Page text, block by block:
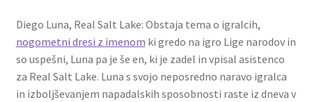
Diego Luna, Real Salt Lake: Obstaja tema o igralcih,
nogometni dresi z imenom ki gredo na igro Lige narodov in
so uspešni, Luna pa je še en, ki je zadel in vpisal asistenco
za Real Salt Lake. Luna s svojo neposredno naravo igralca
in izboljševanjem napadalskih sposobnosti raste iz dneva v